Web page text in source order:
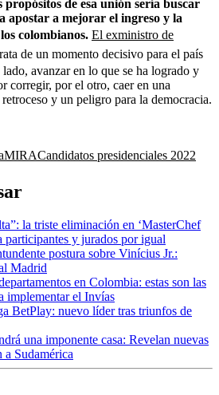
de esa unión sería buscar
apostar a mejorar el ingreso y la
colombianos. El exministro de
de un momento decisivo para el país
avanzar en lo que se ha logrado y
corregir, por el otro, caer en una
retroceso y un peligro para la democracia.
MIRACandidatos presidenciales 2022
la triste eliminación en ‘MasterChef
participantes y jurados por igual
postura sobre Vinícius Jr.:
Madrid
en Colombia: estas son las
implementar el Invías
BetPlay: nuevo líder tras triunfos de
una imponente casa: Revelan nuevas
a Sudamérica